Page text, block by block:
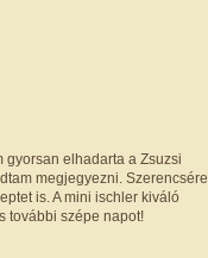
gyorsan elhadarta a Zsuzsi
megjegyezni. Szerencsére
is. A mini ischler kiváló
további szépe napot!